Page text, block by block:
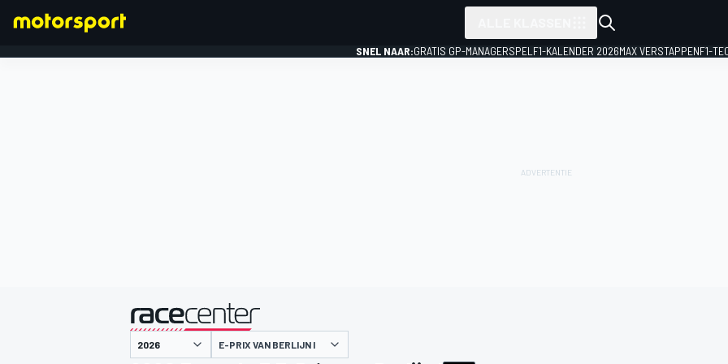
SNEL NAAR:GRATIS GP-MANAGERSPEL F1-KALENDER 2026MAX VERSTAPPENF1-
gepresenteerd door
E-PRIX VAN BERLIJN I